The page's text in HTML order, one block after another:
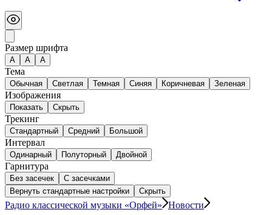
Размер шрифта
А A A
Тема
Обычная Светлая Темная Синяя Коричневая Зеленая
Изображения
Показать Скрыть
Трекинг
Стандартный Средний Большой
Интервал
Одинарный Полуторный Двойной
Гарнитура
Без засечек
С засечками
Вернуть стандартные настройки
Скрыть
Радио классической музыки «Орфей» Новости